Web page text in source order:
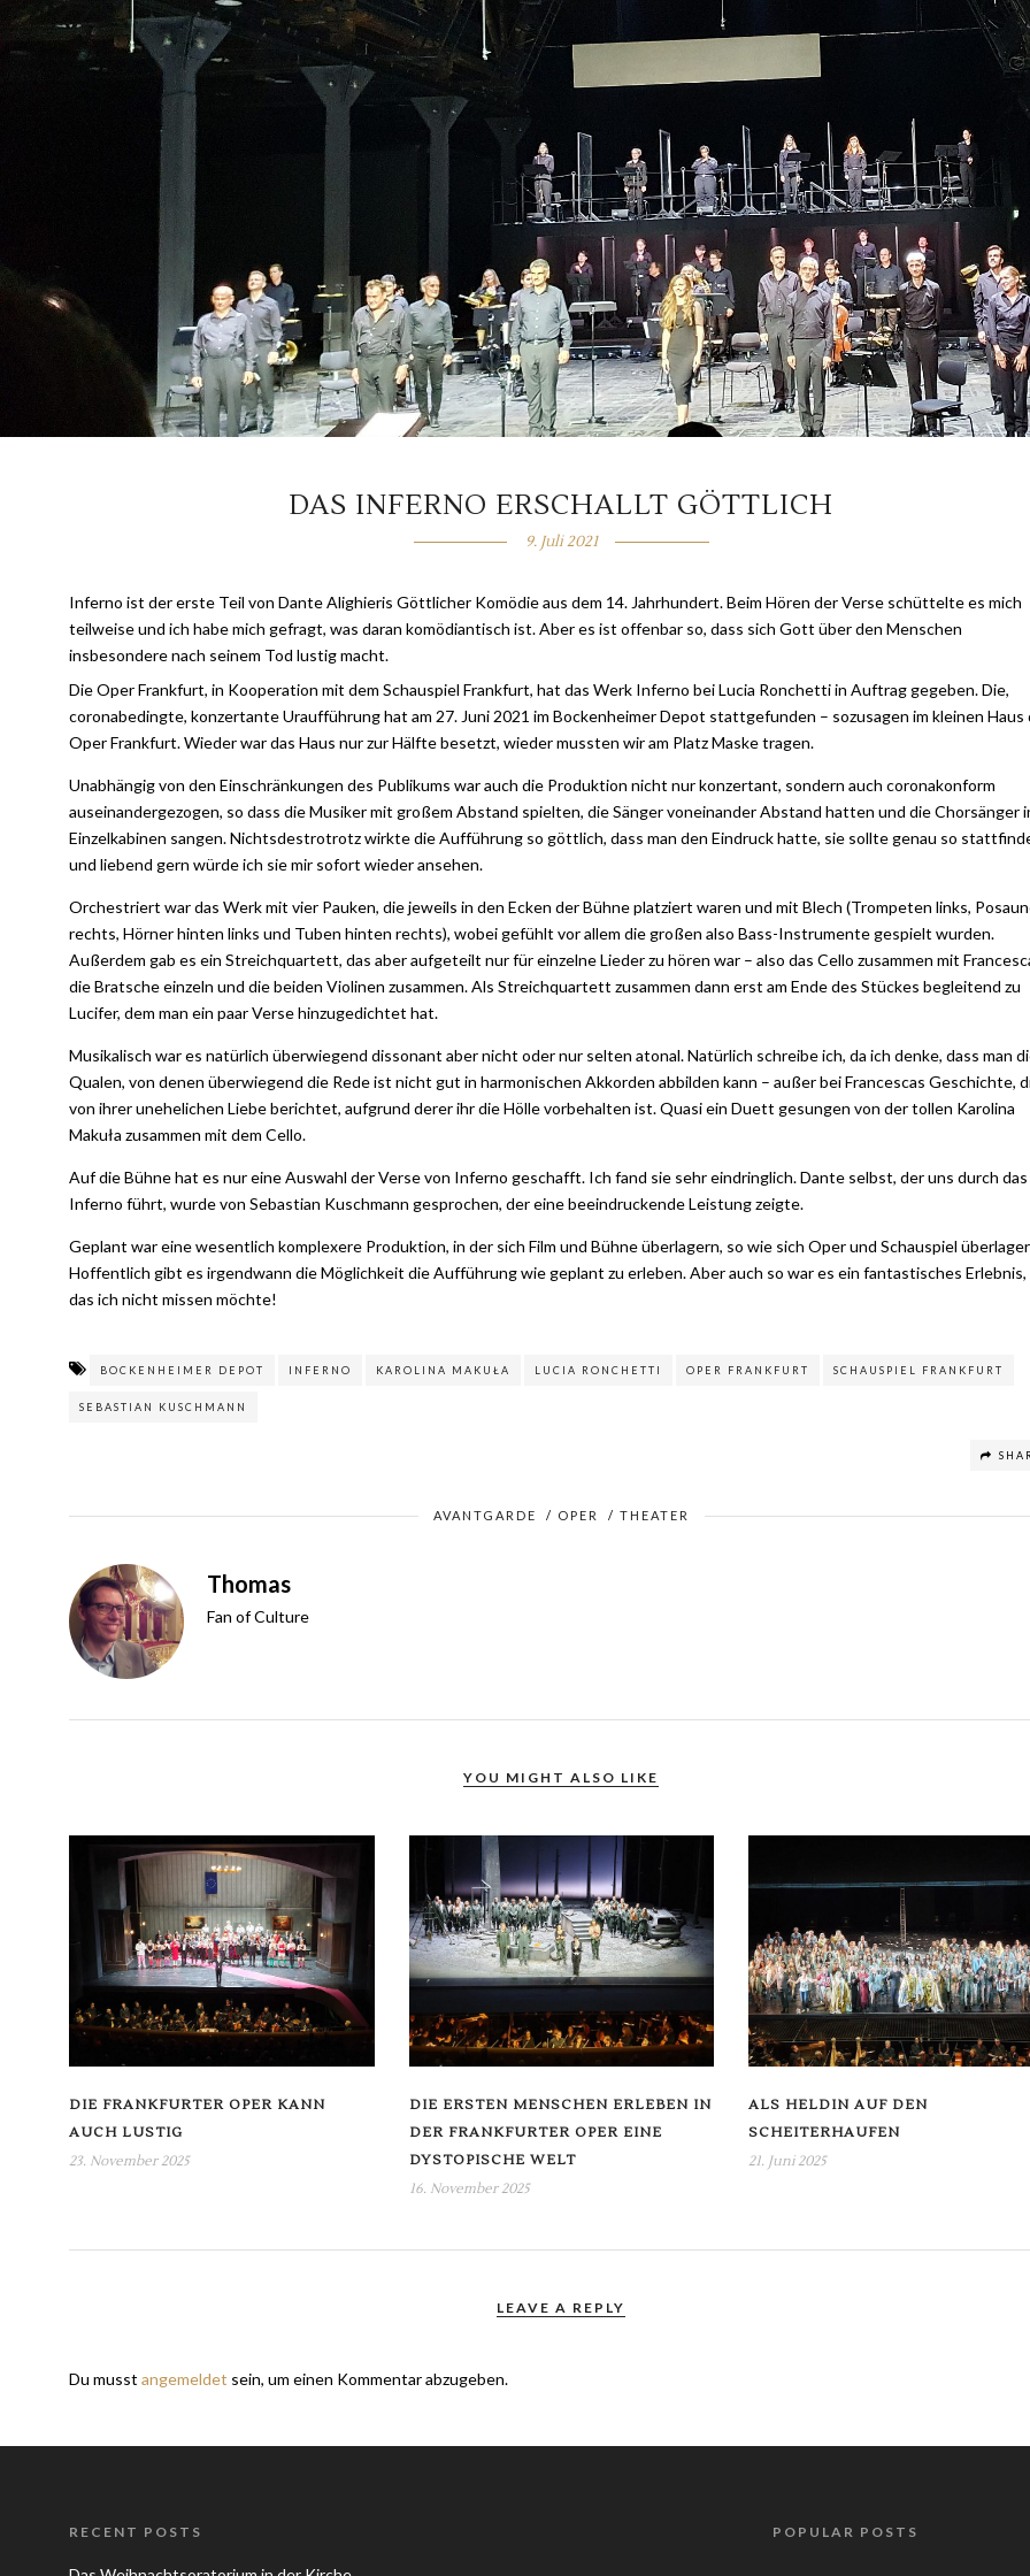
DAS INFERNO ERSCHALLT GÖTTLICH
9. Juli 2021
Inferno ist der erste Teil von Dante Alighieris Göttlicher Komödie aus dem 14. Jahrhundert. Beim Hören der Verse schüttelte es mich
teilweise und ich habe mich gefragt, was daran komödiantisch ist. Aber es ist offenbar so, dass sich Gott über den Menschen
insbesondere nach seinem Tod lustig macht.
Die Oper Frankfurt, in Kooperation mit dem Schauspiel Frankfurt, hat das Werk Inferno bei Lucia Ronchetti in Auftrag gegeben. Die,
coronabedingte, konzertante Uraufführung hat am 27. Juni 2021 im Bockenheimer Depot stattgefunden – sozusagen im kleinen Haus
Oper Frankfurt. Wieder war das Haus nur zur Hälfte besetzt, wieder mussten wir am Platz Maske tragen.
Unabhängig von den Einschränkungen des Publikums war auch die Produktion nicht nur konzertant, sondern auch coronakonform
auseinandergezogen, so dass die Musiker mit großem Abstand spielten, die Sänger voneinander Abstand hatten und die Chorsänger
Einzelkabinen sangen. Nichtsdestrotrotz wirkte die Aufführung so göttlich, dass man den Eindruck hatte, sie sollte genau so
und liebend gern würde ich sie mir sofort wieder ansehen.
Orchestriert war das Werk mit vier Pauken, die jeweils in den Ecken der Bühne platziert waren und mit Blech (Trompeten links,
rechts, Hörner hinten links und Tuben hinten rechts), wobei gefühlt vor allem die großen also Bass-Instrumente gespielt wurden.
Außerdem gab es ein Streichquartett, das aber aufgeteilt nur für einzelne Lieder zu hören war – also das Cello zusammen mit
die Bratsche einzeln und die beiden Violinen zusammen. Als Streichquartett zusammen dann erst am Ende des Stückes begleitend zu
Lucifer, dem man ein paar Verse hinzugedichtet hat.
Musikalisch war es natürlich überwiegend dissonant aber nicht oder nur selten atonal. Natürlich schreibe ich, da ich denke, dass man
Qualen, von denen überwiegend die Rede ist nicht gut in harmonischen Akkorden abbilden kann – außer bei Francescas Geschichte,
von ihrer unehelichen Liebe berichtet, aufgrund derer ihr die Hölle vorbehalten ist. Quasi ein Duett gesungen von der tollen Karolina
Makuła zusammen mit dem Cello.
Auf die Bühne hat es nur eine Auswahl der Verse von Inferno geschafft. Ich fand sie sehr eindringlich. Dante selbst, der uns durch das
Inferno führt, wurde von Sebastian Kuschmann gesprochen, der eine beeindruckende Leistung zeigte.
Geplant war eine wesentlich komplexere Produktion, in der sich Film und Bühne überlagern, so wie sich Oper und Schauspiel
Hoffentlich gibt es irgendwann die Möglichkeit die Aufführung wie geplant zu erleben. Aber auch so war es ein fantastisches Erlebnis,
das ich nicht missen möchte!
BOCKENHEIMER DEPOT INFERNO KAROLINA MAKUŁA LUCIA RONCHETTI OPER FRANKFURT SCHAUSPIEL FRANKFURT
SEBASTIAN KUSCHMANN
AVANTGARDE / OPER / THEATER
Thomas
Fan of Culture
YOU MIGHT ALSO LIKE
DIE FRANKFURTER OPER KANN
AUCH LUSTIG
23. November 2025
DIE ERSTEN MENSCHEN ERLEBEN IN
DER FRANKFURTER OPER EINE
DYSTOPISCHE WELT
16. November 2025
ALS HELDIN AUF DEN
SCHEITERHAUFEN
21. Juni 2025
LEAVE A REPLY
Du musst angemeldet sein, um einen Kommentar abzugeben.
RECENT POSTS POPULAR POSTS